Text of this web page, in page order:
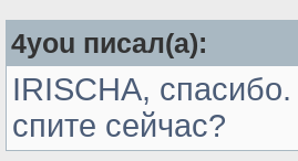
4you писал(а):
IRISCHA,
спите сейчас?